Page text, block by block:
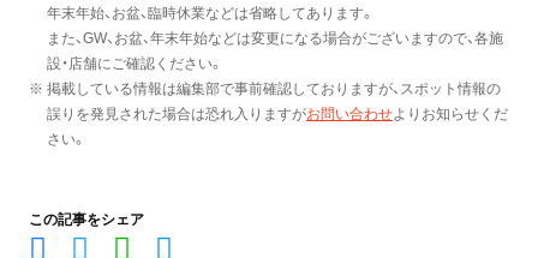
年末年始、お盆、臨時休業などは省略してあります。
また、GW、お盆、年末年始などは変更になる場合がございますので、各施
設・店舗にご確認ください。
※ 掲載している情報は編集部で事前確認しておりますが、スポット情報の
誤りを発見された場合は恐れ入りますがお問い合わせよりお知らせくだ
さい。
この記事をシェア